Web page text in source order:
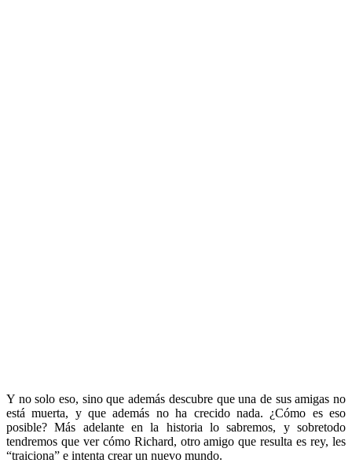
Y no solo eso, sino que además descubre que una de sus amigas no
está muerta, y que además no ha crecido nada. ¿Cómo es eso
posible? Más adelante en la historia lo sabremos, y sobretodo
tendremos que ver cómo Richard, otro amigo que resulta es rey, les
“traiciona” e intenta crear un nuevo mundo.